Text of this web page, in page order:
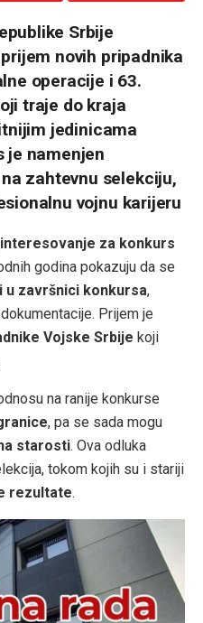
Srbije
novih pripadnika
operacije i 63.
traje do kraja
jedinicama
je namenjen
zahtevnu selekciju,
vojnu karijeru
interesovanje za konkurs
godina pokazuju da se
u završnici konkursa,
Prijem je
Vojske Srbije koji
na ranije konkurse
, pa se sada mogu
starosti. Ova odluka
tokom kojih su i stariji
rezultate.